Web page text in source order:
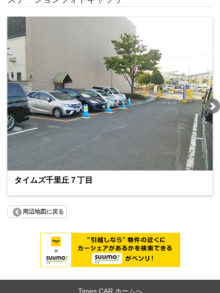
タイムズ千里丘７丁目
周辺地図に戻る
Times CAR ホームへ